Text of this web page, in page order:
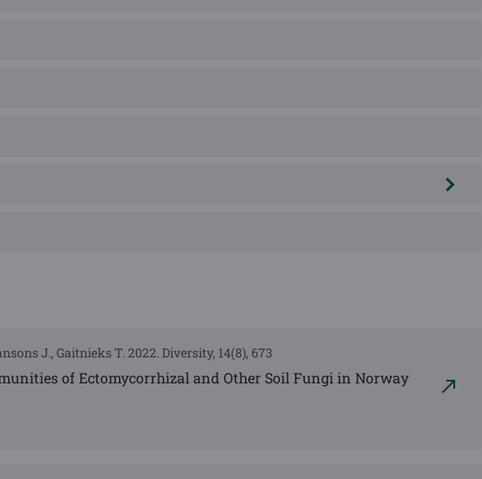
J., Gaitnieks T. 2022. Diversity, 14(8), 673
of Ectomycorrhizal and Other Soil Fungi in Norway